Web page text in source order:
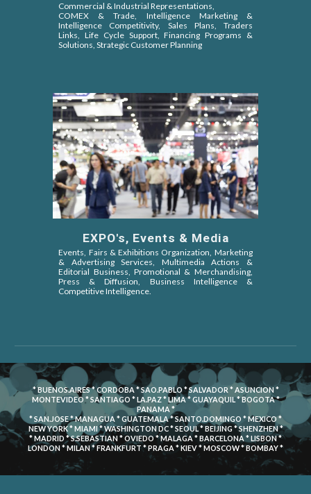
Commercial & Industrial Representations,
COMEX & Trade, Intelligence Marketing &
Intelligence Competitivity, Sales Plans, Traders
Links, Life Cycle Support, Financing Programs &
Solutions, Strategic Customer Planning
EXPO's, Events & Media
Events, Fairs & Exhibitions Organization, Marketing
& Advertising Services, Multimedia Actions &
Editorial Business, Promotional & Merchandising,
Press & Diffusion, Business Intelligence &
Competitive Intelligence.
* BUENOS.AIRES * CORDOBA * SAO.PABLO * SALVADOR * ASUNCION *
MONTEVIDEO * SANTIAGO * LA.PAZ * LIMA * GUAYAQUIL * BOGOTA *
PANAMA *
* SAN.JOSE * MANAGUA * GUATEMALA * SANTO.DOMINGO * MEXICO *
NEW YORK * MIAMI * WASHINGTON DC * SEOUL * BEIJING * SHENZHEN *
* MADRID * S.SEBASTIAN * OVIEDO * MALAGA * BARCELONA * LISBON *
LONDON * MILAN * FRANKFURT * PRAGA * KIEV * MOSCOW * BOMBAY *